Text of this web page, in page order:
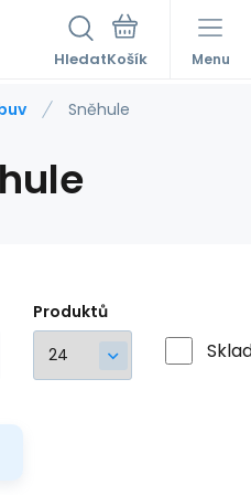
Hledat Menu
Sněhule
Produktů